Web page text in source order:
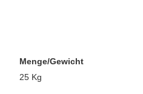
Menge/Gewicht
25 Kg